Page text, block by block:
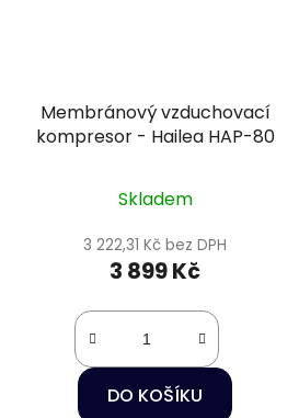
Membránový vzduchovací
kompresor - Hailea HAP-80
Skladem
3 222,31 Kč bez DPH
3 899 Kč
DO KOŠÍKU